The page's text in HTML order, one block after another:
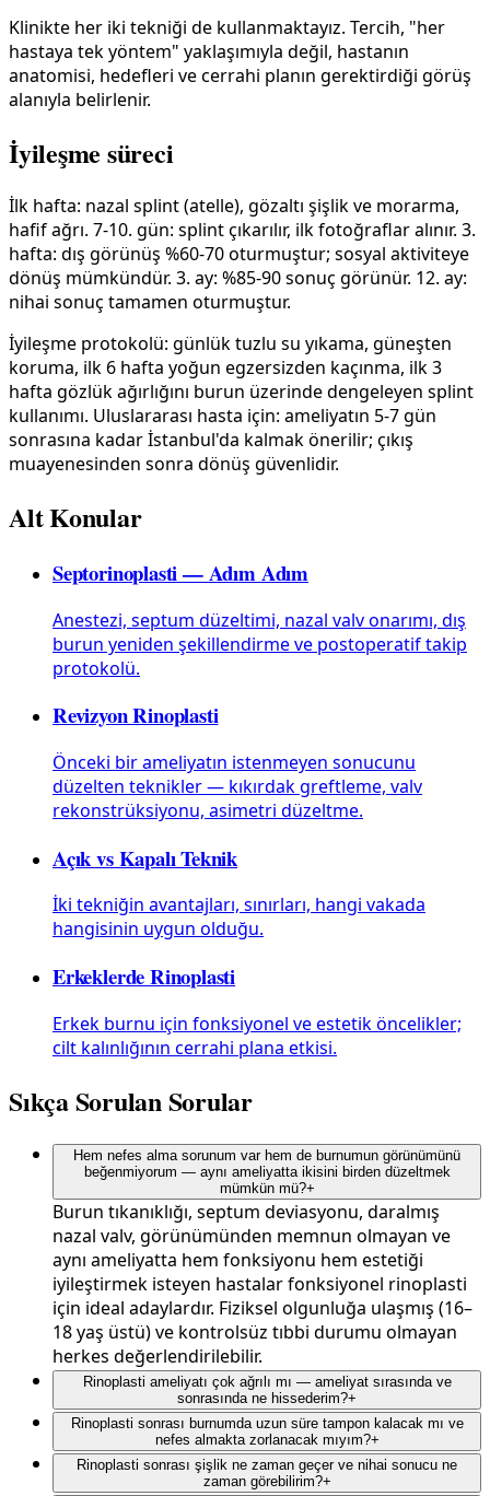
Klinikte her iki tekniği de kullanmaktayız. Tercih, "her
hastaya tek yöntem" yaklaşımıyla değil, hastanın
anatomisi, hedefleri ve cerrahi planın gerektirdiği görüş
alanıyla belirlenir.
İyileşme süreci
İlk hafta: nazal splint (atelle), gözaltı şişlik ve morarma,
hafif ağrı. 7-10. gün: splint çıkarılır, ilk fotoğraflar alınır. 3.
hafta: dış görünüş %60-70 oturmuştur; sosyal aktiviteye
dönüş mümkündür. 3. ay: %85-90 sonuç görünür. 12. ay:
nihai sonuç tamamen oturmuştur.
İyileşme protokolü: günlük tuzlu su yıkama, güneşten
koruma, ilk 6 hafta yoğun egzersizden kaçınma, ilk 3
hafta gözlük ağırlığını burun üzerinde dengeleyen splint
kullanımı. Uluslararası hasta için: ameliyatın 5-7 gün
sonrasına kadar İstanbul'da kalmak önerilir; çıkış
muayenesinden sonra dönüş güvenlidir.
Alt Konular
Septorinoplasti — Adım Adım
Anestezi, septum düzeltimi, nazal valv onarımı, dış
burun yeniden şekillendirme ve postoperatif takip
protokolü.
Revizyon Rinoplasti
Önceki bir ameliyatın istenmeyen sonucunu
düzelten teknikler — kıkırdak greftleme, valv
rekonstrüksiyonu, asimetri düzeltme.
Açık vs Kapalı Teknik
İki tekniğin avantajları, sınırları, hangi vakada
hangisinin uygun olduğu.
Erkeklerde Rinoplasti
Erkek burnu için fonksiyonel ve estetik öncelikler;
cilt kalınlığının cerrahi plana etkisi.
Sıkça Sorulan Sorular
Hem nefes alma sorunum var hem de burnumun görünümünü
beğenmiyorum — aynı ameliyatta ikisini birden düzeltmek
mümkün mü?+
Burun tıkanıklığı, septum deviasyonu, daralmış
nazal valv, görünümünden memnun olmayan ve
aynı ameliyatta hem fonksiyonu hem estetiği
iyileştirmek isteyen hastalar fonksiyonel rinoplasti
için ideal adaylardır. Fiziksel olgunluğa ulaşmış (16–
18 yaş üstü) ve kontrolsüz tıbbi durumu olmayan
herkes değerlendirilebilir.
Rinoplasti ameliyatı çok ağrılı mı — ameliyat sırasında ve
sonrasında ne hissederim?+
Rinoplasti sonrası burnumda uzun süre tampon kalacak mı ve
nefes almakta zorlanacak mıyım?+
Rinoplasti sonrası şişlik ne zaman geçer ve nihai sonucu ne
zaman görebilirim?+